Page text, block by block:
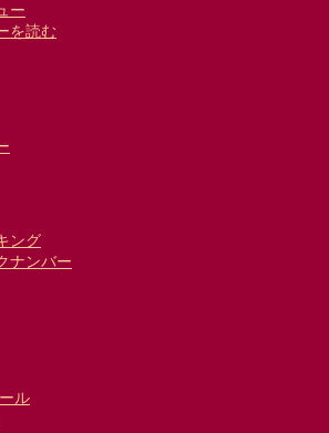
ー
を読む
ング
ナンバー
ル